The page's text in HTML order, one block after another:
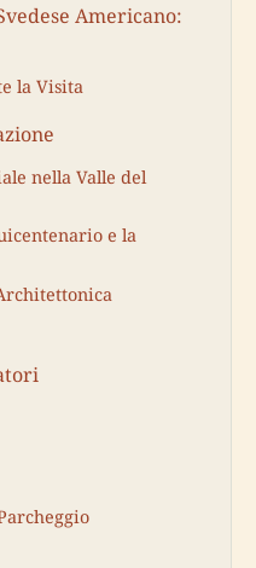
Americano:
la Visita
nella Valle del
e la